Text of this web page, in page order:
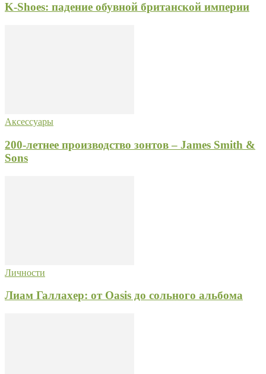
K-Shoes: падение обувной британской империи
Аксессуары
200-летнее производство зонтов – James Smith &
Sons
Личности
Лиам Галлахер: от Oasis до сольного альбома